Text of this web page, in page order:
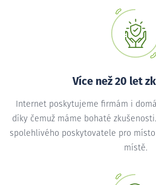
Více než 20 let
Internet poskytujeme firmám i
díky čemuž máme bohaté
spolehlivého poskytovatele pro
místě.